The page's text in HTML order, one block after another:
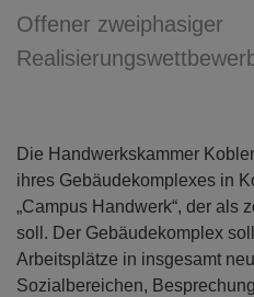
Offener zweiphasiger
Die Handwerkskammer
ihres Gebäudekomplexes in
„Campus Handwerk“, der als
soll. Der Gebäudekomplex
Arbeitsplätze in insgesamt
Sozialbereichen,